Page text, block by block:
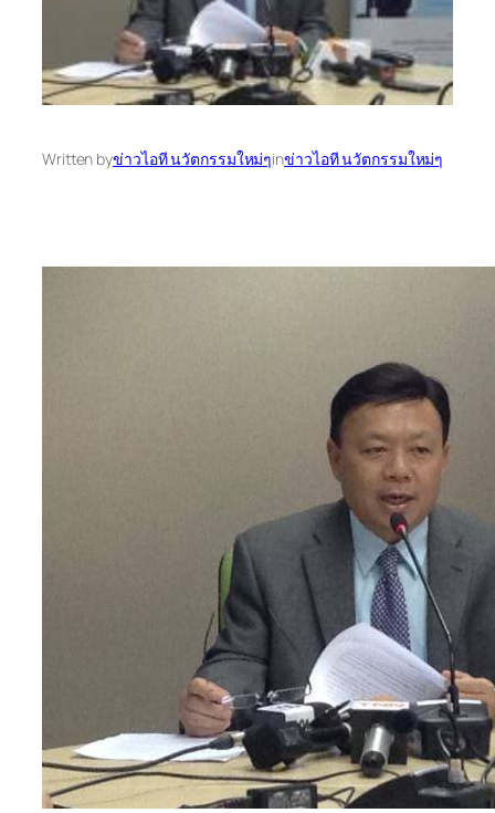
Written byข่าวไอที นวัตกรรมใหม่ๆinข่าวไอที นวัตกรรมใหม่ๆ